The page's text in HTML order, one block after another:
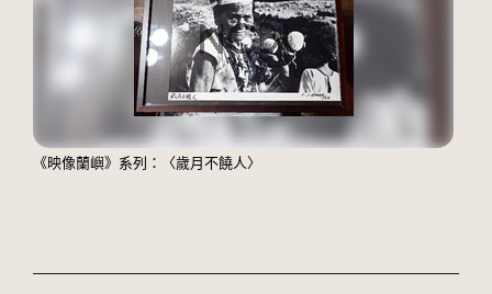
《映像蘭嶼》系列：〈歲月不饒人〉